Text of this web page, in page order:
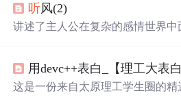
听风(2)
讲述了主人公在复杂的感情世界
这是一份来自太原理工学生圈的